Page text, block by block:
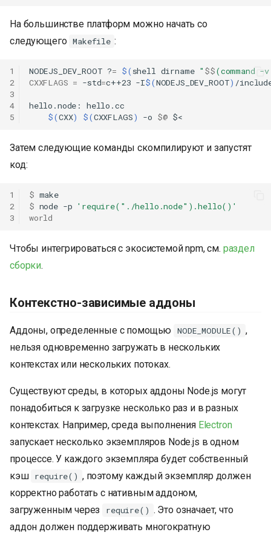
На большинстве платформ можно начать со
следующего Makefile :
1
2
3
4
5
NODEJS_DEV_ROOT ?= $( shell dirname " $$(command -
CXXFLAGS = -std=c++23 -I$(NODEJS_DEV_ROOT) /
hello.node:
$(CXX) $(CXXFLAGS) -o $@
Затем следующие команды скомпилируют и запустят
код:
1
2
3
$
make
$ node -p 'require("./hello.node").hello()'
world
Чтобы интегрироваться с экосистемой npm, см. раздел
сборки.
Контекстно-зависимые аддоны
Аддоны, определенные с помощью NODE_MODULE() ,
нельзя одновременно загружать в нескольких
контекстах или нескольких потоках.
Существуют среды, в которых аддоны Node.js могут
понадобиться к загрузке несколько раз и в разных
контекстах. Например, среда выполнения Electron
запускает несколько экземпляров Node.js в одном
процессе. У каждого экземпляра будет собственный
кэш require() , поэтому каждый экземпляр должен
корректно работать с нативным аддоном,
загруженным через
require() . Это означает, что
аддон должен поддерживать многократную